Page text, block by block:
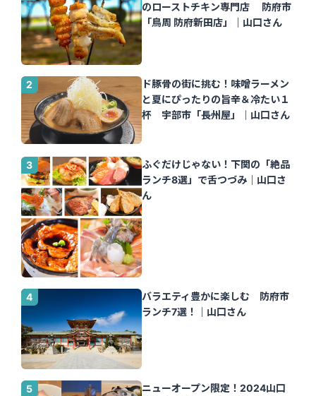
のローストチキン専門店 防府市
「鳥周 防府新田店」｜山口さん
ド豚骨の街に挑む！味噌ラーメン
と夏にぴったりの旨辛＆冷たい１
杯 宇部市「長州屋」｜山口さん
ふぐだけじゃない！下関の「絶品
ランチ8選」で舌つづみ｜山口さ
ん
バラエティ豊かに楽しむ 防府市
ランチ7選！｜山口さん
ニューオープン限定！2024山口